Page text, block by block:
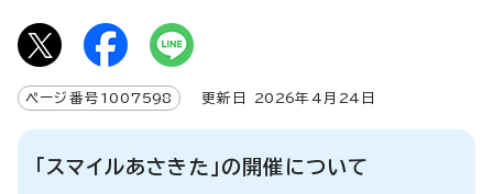
ページ番号 1007598 更新日 2026年4月 24 日
「スマイルあさきた」の開催について